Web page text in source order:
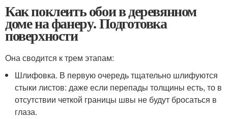
Как поклеить обои в деревянном
доме на фанеру. Подготовка
поверхности
Она сводится к трем этапам:
Шлифовка. В первую очередь тщательно шлифуются
стыки листов: даже если перепады толщины есть, то в
отсутствии четкой границы швы не будут бросаться в
глаза.